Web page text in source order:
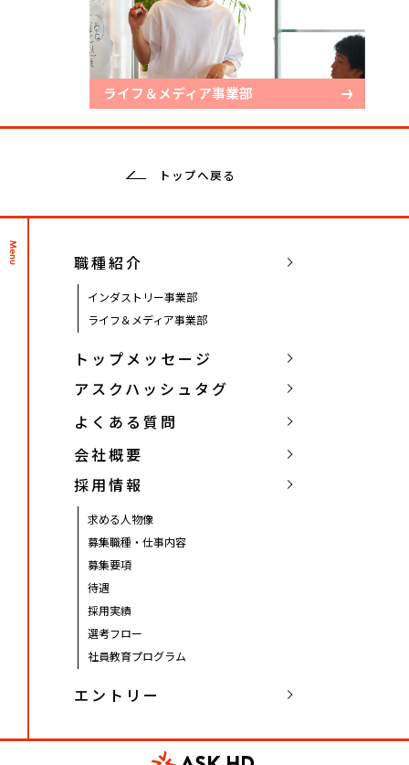
ライフ＆メディア事業部
トップへ戻る
Menu 職種紹介
インダストリー事業部
ライフ＆メディア事業部
トップメッセージ
アスクハッシュタグ
よくある質問
会社概要
採用情報
求める人物像
募集職種・仕事内容
募集要項
待遇
採用実績
選考フロー
社員教育プログラム
エントリー